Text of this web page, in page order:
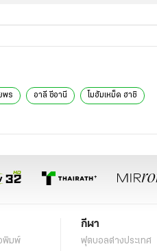
พร อาลี ซีอานี โมฮัมเหม็ด ฮาชิ
พิมพ์
กีฬา
ฟุตบอลต่่างประเทศ